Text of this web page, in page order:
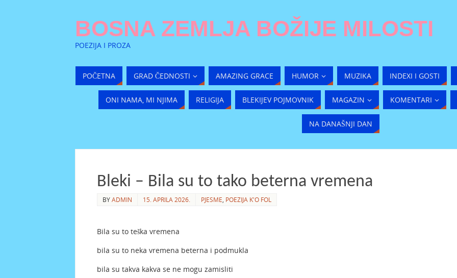
BOSNA ZEMLJA BOŽIJE MILOSTI
POEZIJA I PROZA
POČETNA GRAD ČEDNOSTI AMAZING GRACE HUMOR MUZIKA INDEXI I GOSTI
ONI NAMA, MI NJIMA RELIGIJA BLEKIJEV POJMOVNIK MAGAZIN KOMENTARI
NA DANAŠNJI DAN
Bleki – Bila su to tako beterna vremena
BYADMIN 15. APRILA 2026. PJESME POEZIJA K'O FOL
Bila su to teška vremena
bila su to neka vremena beterna i podmukla
bila su takva kakva se ne mogu zamisliti